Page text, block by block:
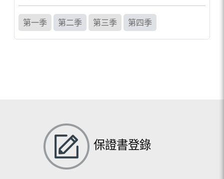
第一季 第二季 第三季 第四季
保證書登錄